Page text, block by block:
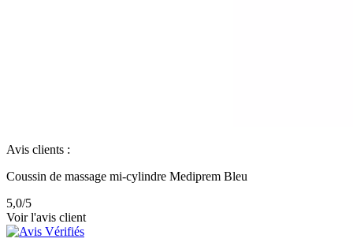
Avis clients :
Coussin de massage mi-cylindre Mediprem Bleu
5,0/5
Voir l'avis client